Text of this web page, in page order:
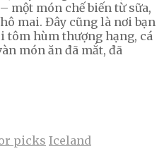
một món chế biến từ sữa,
mai. Đây cũng là nơi bạn
tôm hùm thượng hạng, cá
món ăn đã mắt, đã
picks Iceland